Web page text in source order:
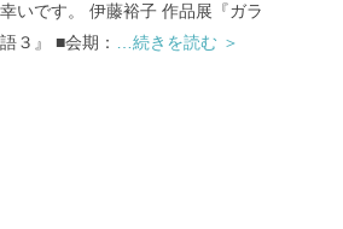
いです。 伊藤裕子 作品展『ガラ
３』 ■会期：
…続きを読む ＞